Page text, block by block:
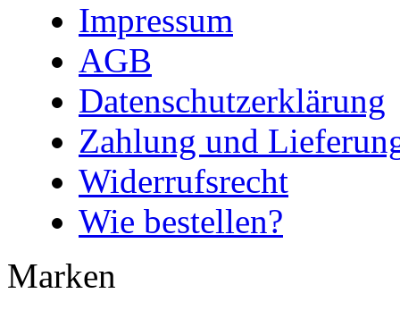
Impressum
AGB
Datenschutzerklärung
Zahlung und
Widerrufsrecht
Wie bestellen?
Marken